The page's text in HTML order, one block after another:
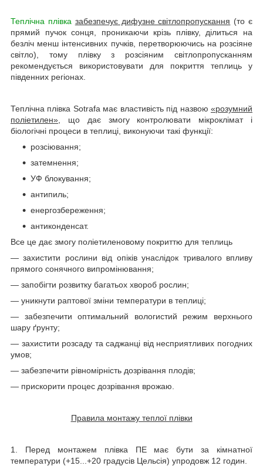
Теплічна плівка забезпечує дифузне світлопропускання (то є
прямий пучок сонця, проникаючи крізь плівку, ділиться на
безліч менш інтенсивних пучків, перетворюючись на розсіяне
світло), тому плівку з розсіяним світлопропусканням
рекомендується використовувати для покриття теплиць у
південних регіонах.
Теплічна плівка Sotrafa має властивість під назвою «розумний
поліетилен» , що дає змогу контролювати мікроклімат і
біологічні процеси в теплиці, виконуючи такі функції:
розсіювання;
затемнення;
УФ блокування;
антипиль;
енергозбереження;
антиконденсат.
Все це дає змогу поліетиленовому покриттю для теплиць
— захистити рослини від опіків унаслідок тривалого впливу
прямого сонячного випромінювання;
— запобігти розвитку багатьох хвороб рослин;
— уникнути раптової зміни температури в теплиці;
— забезпечити оптимальний вологистий режим верхнього
шару ґрунту;
— захистити розсаду та саджанці від несприятливих погодних
умов;
— забезпечити рівномірність дозрівання плодів;
— прискорити процес дозрівання врожаю.
Правила монтажу теплої плівки
1. Перед монтажем плівка ПЕ має бути за кімнатної
температури (+15...+20 градусів Цельсія) упродовж 12 годин.